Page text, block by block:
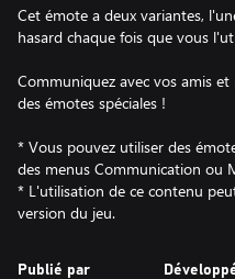
Cet émote a deux variantes,
hasard chaque fois que vous
Communiquez avec vos amis
des émotes spéciales !
* Vous pouvez utiliser des
des menus Communication ou
* L'utilisation de ce contenu
version du jeu.
Publié par